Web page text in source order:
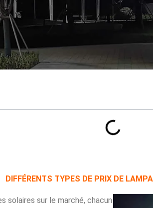
DIFFÉRENTS TYPES DE PRIX DE
solaires sur le marché, chacun